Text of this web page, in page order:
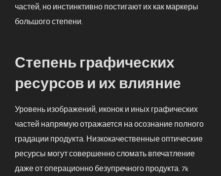
частей, но инстинктивно постигают их как маркеры
большого степени.
Степень графических
ресурсов и их влияние
Уровень изображений, иконок и иных графических
частей напрямую отражается на осознание полного
градации продукта. Низкокачественные оптические
ресурсы могут совершенно сломать впечатление
даже от операционно безупречного продукта. 7k